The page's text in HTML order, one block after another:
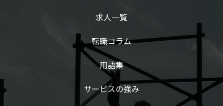
求人一覧
転職コラム
用語集
サービスの強み